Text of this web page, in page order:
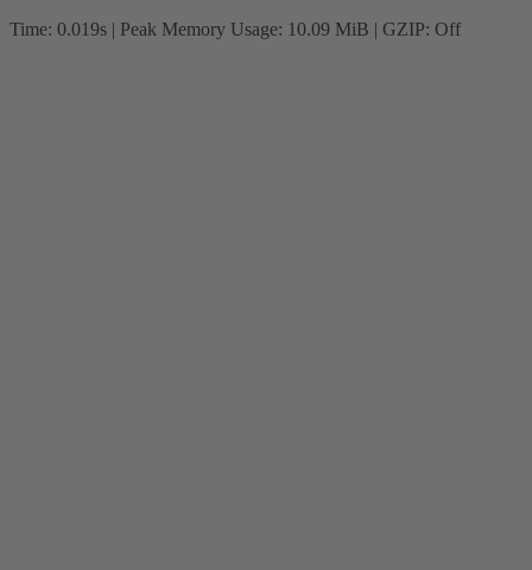
Time: 0.019s | Peak Memory Usage: 10.09 MiB | GZIP: Off